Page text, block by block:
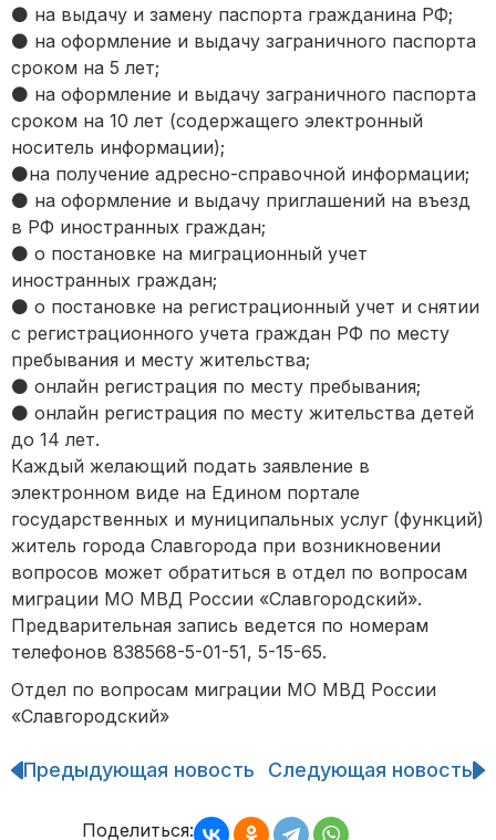
⚫️ на выдачу и замену паспорта гражданина РФ;
⚫️ на оформление и выдачу заграничного паспорта
сроком на 5 лет;
⚫️ на оформление и выдачу заграничного паспорта
сроком на 10 лет (содержащего электронный
носитель информации);
⚫️на получение адресно-справочной информации;
⚫️ на оформление и выдачу приглашений на въезд
в РФ иностранных граждан;
⚫️ о постановке на миграционный учет
иностранных граждан;
⚫️ о постановке на регистрационный учет и снятии
с регистрационного учета граждан РФ по месту
пребывания и месту жительства;
⚫️ онлайн регистрация по месту пребывания;
⚫️ онлайн регистрация по месту жительства детей
до 14 лет.
Каждый желающий подать заявление в
электронном виде на Едином портале
государственных и муниципальных услуг (функций)
житель города Славгорода при возникновении
вопросов может обратиться в отдел по вопросам
миграции МО МВД России «Славгородский».
Предварительная запись ведется по номерам
телефонов 838568-5-01-51, 5-15-65.
Отдел по вопросам миграции МО МВД России
«Славгородский»
Навигация
записям
Предыдующая новость Следующая новость
Поделиться: